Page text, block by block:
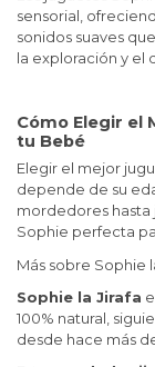
sensorial,
sonidos suaves
la exploración y el
Cómo Elegir el
tu Bebé
Elegir el mejor
depende de su
mordedores hasta
Sophie perfecta
Más sobre Sophie
Sophie la Jirafa
100% natural,
desde hace más